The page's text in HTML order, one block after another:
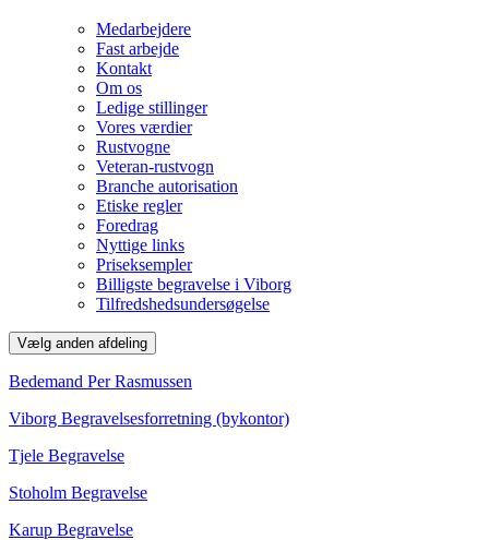
Medarbejdere
Fast arbejde
Kontakt
Om os
Ledige stillinger
Vores værdier
Rustvogne
Veteran-rustvogn
Branche autorisation
Etiske regler
Foredrag
Nyttige links
Priseksempler
Billigste begravelse i Viborg
Tilfredshedsundersøgelse
Vælg anden afdeling
Bedemand Per Rasmussen
Viborg Begravelsesforretning (bykontor)
Tjele Begravelse
Stoholm Begravelse
Karup Begravelse